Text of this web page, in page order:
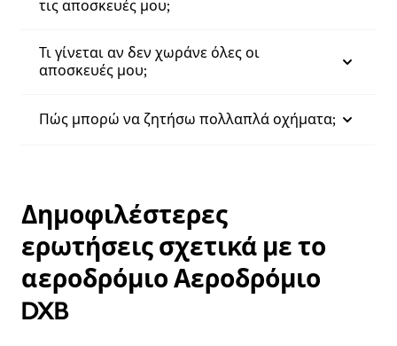
τις αποσκευές μου;
Τι γίνεται αν δεν χωράνε όλες οι
αποσκευές μου;
Πώς μπορώ να ζητήσω πολλαπλά οχήματα;
Δημοφιλέστερες
ερωτήσεις σχετικά με το
αεροδρόμιο Αεροδρόμιο
DXB